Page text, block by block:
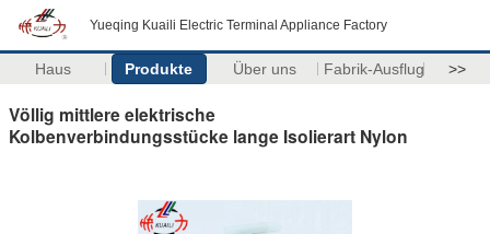
Yueqing Kuaili Electric Terminal Appliance Factory
Haus Produkte Über uns Fabrik-Ausflug >>
Völlig mittlere elektrische
Kolbenverbindungsstücke lange Isolierart Nylon